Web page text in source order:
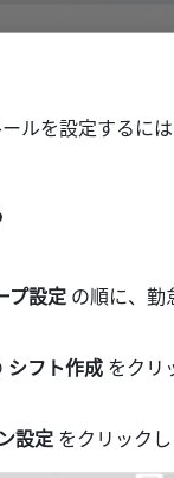
ルを設定するに
プ設定 の順に、勤
シフト作成 をクリ
設定 をクリック